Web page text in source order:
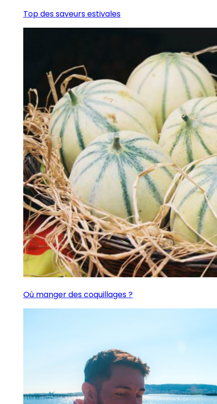
Top des saveurs estivales
Où manger des coquillages ?